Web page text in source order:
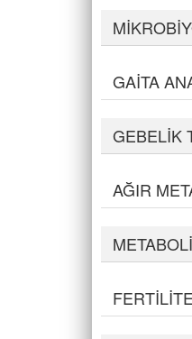
GAİTA
GEBELİK
AĞIR
FERTİLİTE